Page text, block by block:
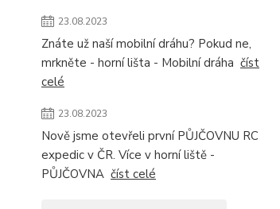
23.08.2023
Znáte už naší mobilní dráhu? Pokud ne,
mrkněte - horní lišta - Mobilní dráha číst
celé
23.08.2023
Nově jsme otevřeli první PŮJČOVNU RC
expedic v ČR. Více v horní liště -
PŮJČOVNA číst celé